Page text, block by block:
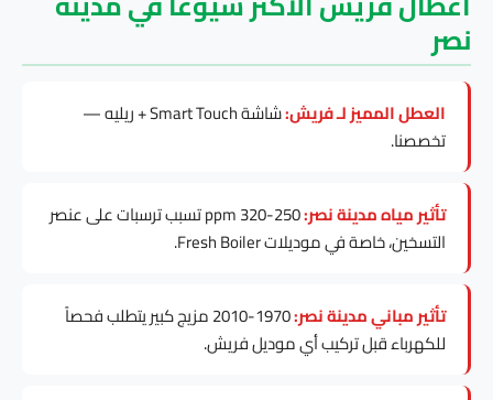
نصر
العطل المميز لـ فريش:
شاشة Smart Touch + ريليه —
تخصصنا.
تأثير مياه مدينة نصر:
250-320 ppm تسبب ترسبات على عنصر
التسخين، خاصة في موديلات Fresh Boiler.
تأثير مباني مدينة نصر:
1970-2010 مزيج كبير يتطلب فحصاً
للكهرباء قبل تركيب أي موديل فريش.